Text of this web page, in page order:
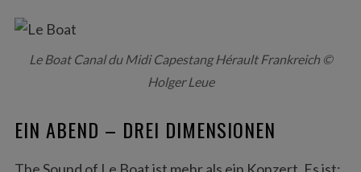
Le Boat Canal du Midi Capestang Hérault Frankreich ©
Holger Leue
EIN ABEND – DREI DIMENSIONEN
The Sound of Le Boat ist mehr als ein Konzert. Es ist: